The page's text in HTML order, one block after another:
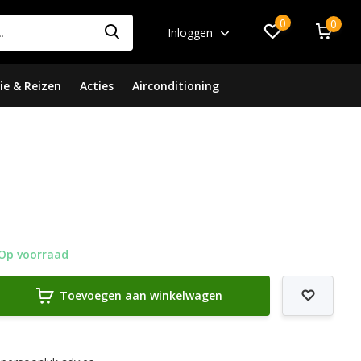
Inloggen
0 0
& Reizen Acties Airconditioning
voorraad
Toevoegen aan winkelwagen